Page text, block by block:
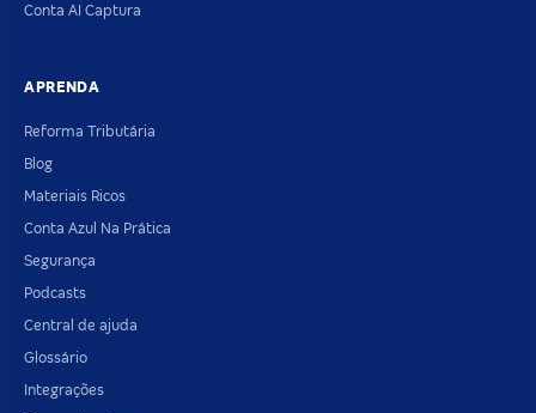
Conta AI Captura
APRENDA
Reforma Tributária
Blog
Materiais Ricos
Conta Azul Na Prática
Segurança
Podcasts
Central de ajuda
Glossário
Integrações